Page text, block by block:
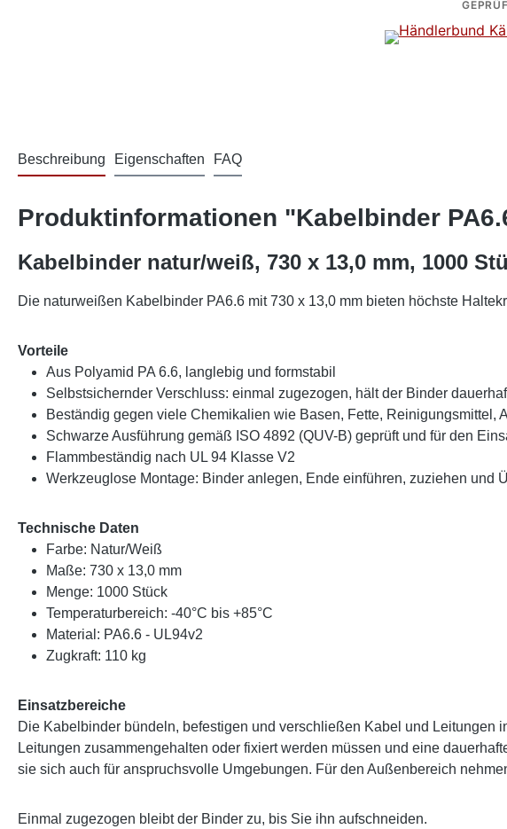
Beschreibung Eigenschaften FAQ
Produktinformationen "Kabelbinder
Kabelbinder natur/weiß, 730 x 13,0 mm, 1000
Die naturweißen Kabelbinder PA6.6 mit 730 x 13,0 mm bieten höchste
Vorteile
Aus Polyamid PA 6.6, langlebig und formstabil
Selbstsichernder Verschluss: einmal zugezogen, hält der Binder
Beständig gegen viele Chemikalien wie Basen, Fette, Reinigungsmittel,
Schwarze Ausführung gemäß ISO 4892 (QUV-B) geprüft und für den
Flammbeständig nach UL 94 Klasse V2
Werkzeuglose Montage: Binder anlegen, Ende einführen, zuziehen und
Technische Daten
Farbe: Natur/Weiß
Maße: 730 x 13,0 mm
Menge: 1000 Stück
Temperaturbereich: -40°C bis +85°C
Material: PA6.6 - UL94v2
Zugkraft: 110 kg
Einsatzbereiche
Die Kabelbinder bündeln, befestigen und verschließen Kabel und Leitungen
Leitungen zusammengehalten oder fixiert werden müssen und eine
sie sich auch für anspruchsvolle Umgebungen. Für den Außenbereich
Einmal zugezogen bleibt der Binder zu, bis Sie ihn aufschneiden.